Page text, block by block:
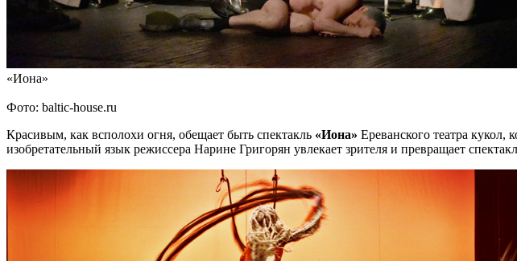
«Иона»
Фото: baltic-house.ru
Красивым, как всполохи огня, обещает быть спектакль «Иона» Ереванского театра кукол,
изобретательный язык режиссера Нарине Григорян увлекает зрителя и превращает